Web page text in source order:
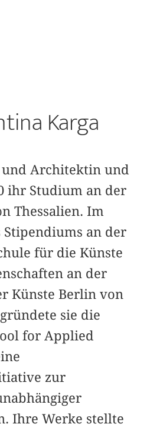
Karga
Architektin und
ihr Studium an der
Thessalien. Im
Stipendiums an der
für die Künste
an der
Künste Berlin von
sie die
for Applied
zur
Ihre Werke stellte